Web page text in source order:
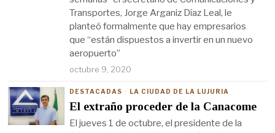
Transportes, Jorge Arganiz Díaz Leal, le
planteó formalmente que hay empresarios
que “están dispuestos a invertir en un nuevo
aeropuerto”
octubre 9, 2020
DESTACADAS · LA CIUDAD DE LA LUJURIA
El extraño proceder de la Canacome
El jueves 1 de octubre, el presidente de la